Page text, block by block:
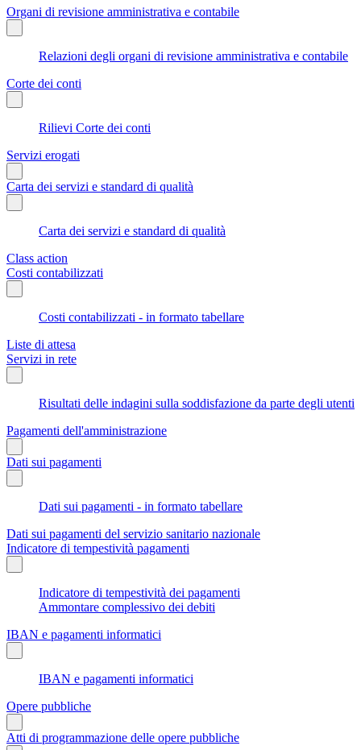
Organi di revisione amministrativa e contabile
Relazioni degli organi di revisione amministrativa e contabile
Corte dei conti
Rilievi Corte dei conti
Servizi erogati
Carta dei servizi e standard di qualità
Carta dei servizi e standard di qualità
Class action
Costi contabilizzati
Costi contabilizzati - in formato tabellare
Liste di attesa
Servizi in rete
Risultati delle indagini sulla soddisfazione da parte degli utenti
Pagamenti dell'amministrazione
Dati sui pagamenti
Dati sui pagamenti - in formato tabellare
Dati sui pagamenti del servizio sanitario nazionale
Indicatore di tempestività pagamenti
Indicatore di tempestività dei pagamenti
Ammontare complessivo dei debiti
IBAN e pagamenti informatici
IBAN e pagamenti informatici
Opere pubbliche
Atti di programmazione delle opere pubbliche